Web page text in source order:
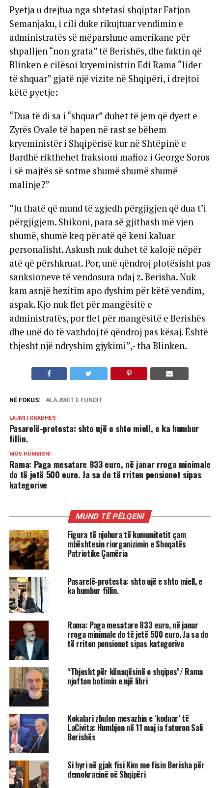
Pyetja u drejtua nga shtetasi shqiptar Fatjon
Semanjaku, i cili duke rikujtuar vendimin e
administratës së mëparshme amerikane për
shpalljen “non grata” të Berishës, dhe faktin që
Blinken e cilësoi kryeministrin Edi Rama “lider
të shquar” gjatë një vizite në Shqipëri, i drejtoi
këtë pyetje:
“Dua të di sa i “shquar” duhet të jem që dyert e
Zyrës Ovale të hapen në rast se bëhem
kryeministër i Shqipërisë kur në Shtëpinë e
Bardhë rikthehet fraksioni mafioz i George Soros
i së majtës së sotme shumë shumë shumë
malinje?”
”Ju thatë që mund të zgjedh përgjigjen që dua t’i
përgjigjem. Shikoni, para së gjithash më vjen
shumë, shumë keq për atë që keni kaluar
personalisht. Askush nuk duhet të kalojë nëpër
atë që përshkruat. Por, unë qëndroj plotësisht pas
sanksioneve të vendosura ndaj z. Berisha. Nuk
kam asnjë hezitim apo dyshim për këtë vendim,
aspak. Kjo nuk flet për mangësitë e
administratës, por flet për mangësitë e Berishës
dhe unë do të vazhdoj të qëndroj pas kësaj. Është
thjesht një ndryshim gjykimi”,- tha Blinken.
NË FOKUS: LAJMET E FUNDIT
LAJMI I RRADHËS
Pasarelë-protesta: shto ujë e shto miell, e ka humbur
fillin.
MOS HUMBISNI
Rama: Paga mesatare 833 euro, në janar rroga minimale
do të jetë 500 euro. Ja sa do të rriten pensionet sipas
kategorive
MUND TË PËLQENI
Figura të njohura të komunitetit çam
mbështesin riorganizimin e Shoqatës
Patriotike Çamëria
Pasarelë-protesta: shto ujë e shto miell, e
ka humbur fillin.
Rama: Paga mesatare 833 euro, në janar
rroga minimale do të jetë 500 euro. Ja sa do
të rriten pensionet sipas kategorive
“Thjesht për kënaqësinë e shqipes”/ Rama
njofton botimin e një libri
Kokalari zbulon mesazhin e ‘koduar’ të
LaCivita: Humbjen në 11 maj ia faturon Sali
Berishës
Si hyri në gjak fisi Kim me fisin Berisha për
demokracinë në Shqipëri